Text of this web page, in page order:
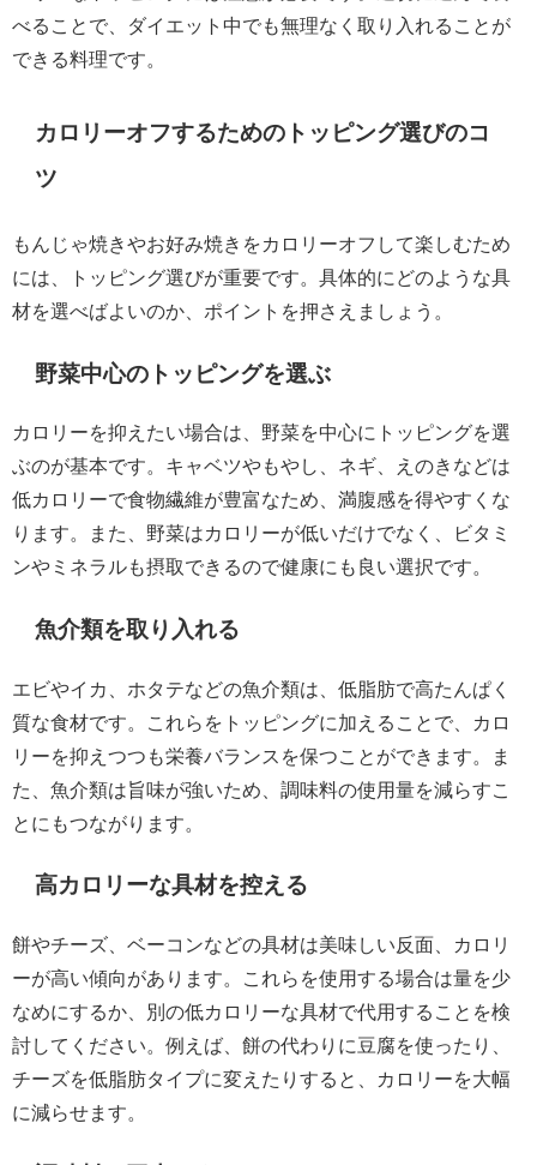
べることで、ダイエット中でも無理なく取り入れることが
できる料理です。
カロリーオフするためのトッピング選びのコ
ツ
もんじゃ焼きやお好み焼きをカロリーオフして楽しむため
には、トッピング選びが重要です。具体的にどのような具
材を選べばよいのか、ポイントを押さえましょう。
野菜中心のトッピングを選ぶ
カロリーを抑えたい場合は、野菜を中心にトッピングを選
ぶのが基本です。キャベツやもやし、ネギ、えのきなどは
低カロリーで食物繊維が豊富なため、満腹感を得やすくな
ります。また、野菜はカロリーが低いだけでなく、ビタミ
ンやミネラルも摂取できるので健康にも良い選択です。
魚介類を取り入れる
エビやイカ、ホタテなどの魚介類は、低脂肪で高たんぱく
質な食材です。これらをトッピングに加えることで、カロ
リーを抑えつつも栄養バランスを保つことができます。ま
た、魚介類は旨味が強いため、調味料の使用量を減らすこ
とにもつながります。
高カロリーな具材を控える
餅やチーズ、ベーコンなどの具材は美味しい反面、カロリ
ーが高い傾向があります。これらを使用する場合は量を少
なめにするか、別の低カロリーな具材で代用することを検
討してください。例えば、餅の代わりに豆腐を使ったり、
チーズを低脂肪タイプに変えたりすると、カロリーを大幅
に減らせます。